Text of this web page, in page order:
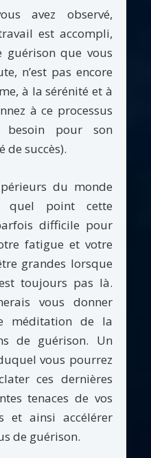
avez observé,
est accompli,
guérison que vous
n’est pas encore
à la sérénité et à
à ce processus
pour son
de succès).
du monde
quel point cette
difficile pour
fatigue et votre
grandes lorsque
toujours pas là.
vous donner
méditation de la
de guérison. Un
vous pourrez
ces dernières
tenaces de vos
et ainsi accélérer
de guérison.